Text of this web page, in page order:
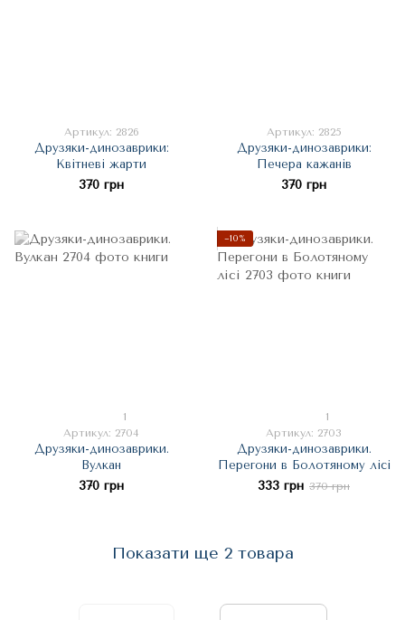
Артикул: 2826
Друзяки-динозаврики:
Квітневі жарти
370 грн
Артикул: 2825
Друзяки-динозаврики:
Печера кажанів
370 грн
1
Артикул: 2704
Друзяки-динозаврики.
Вулкан
370 грн
−10%
1
Артикул: 2703
Друзяки-динозаврики.
Перегони в Болотяному лісі
333 грн 370 грн
Показати ще 2 товара